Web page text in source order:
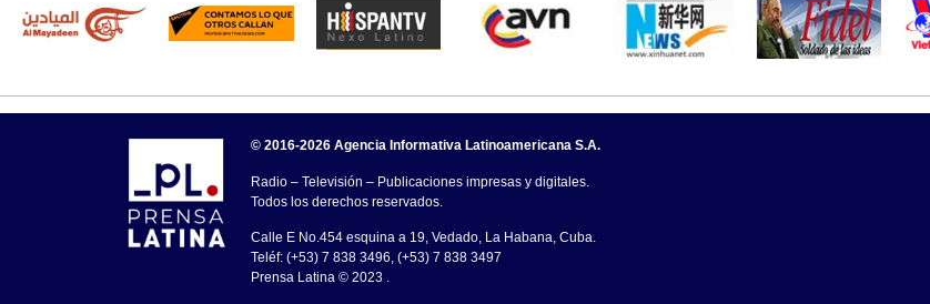
© 2016-2026 Agencia Informativa Latinoamericana S.A.
Radio – Televisión – Publicaciones impresas y digitales.
Todos los derechos reservados.
Calle E No.454 esquina a 19, Vedado, La Habana, Cuba.
Teléf: (+53) 7 838 3496, (+53) 7 838 3497
Prensa Latina © 2023 .